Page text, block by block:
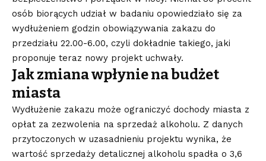
osób biorących udział w badaniu opowiedziało się za
wydłużeniem godzin obowiązywania zakazu do
przedziału 22.00-6.00, czyli dokładnie takiego, jaki
proponuje teraz nowy projekt uchwały.
Jak zmiana wpłynie na budżet
miasta
Wydłużenie zakazu może ograniczyć dochody miasta z
opłat za zezwolenia na sprzedaż alkoholu. Z danych
przytoczonych w uzasadnieniu projektu wynika, że
wartość sprzedaży detalicznej alkoholu spadła o 3,6